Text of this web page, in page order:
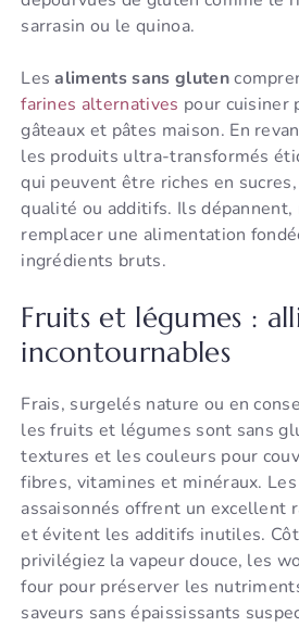
sarrasin ou le quinoa.
Lesaliments sans gluten
farines alternatives pour cuisiner
gâteaux et pâtes maison. En
les produits ultra-transformés
qui peuvent être riches en
qualité ou additifs. Ils dépannent,
remplacer une alimentation
ingrédients bruts.
Fruits et légumes :
incontournables
Frais, surgelés nature ou en
les fruits et légumes sont sans
textures et les couleurs pour
fibres, vitamines et minéraux.
assaisonnés offrent un excellent
et évitent les additifs inutiles.
privilégiez la vapeur douce, les
four pour préserver les
saveurs sans épaississants